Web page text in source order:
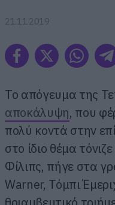
21.11.2019
Το απόγευμα της
αποκάλυψη, που
πολύ κοντά στην
στο ίδιο θέμα
Φίλιπς, πήγε στα
Warner, Τόμπι